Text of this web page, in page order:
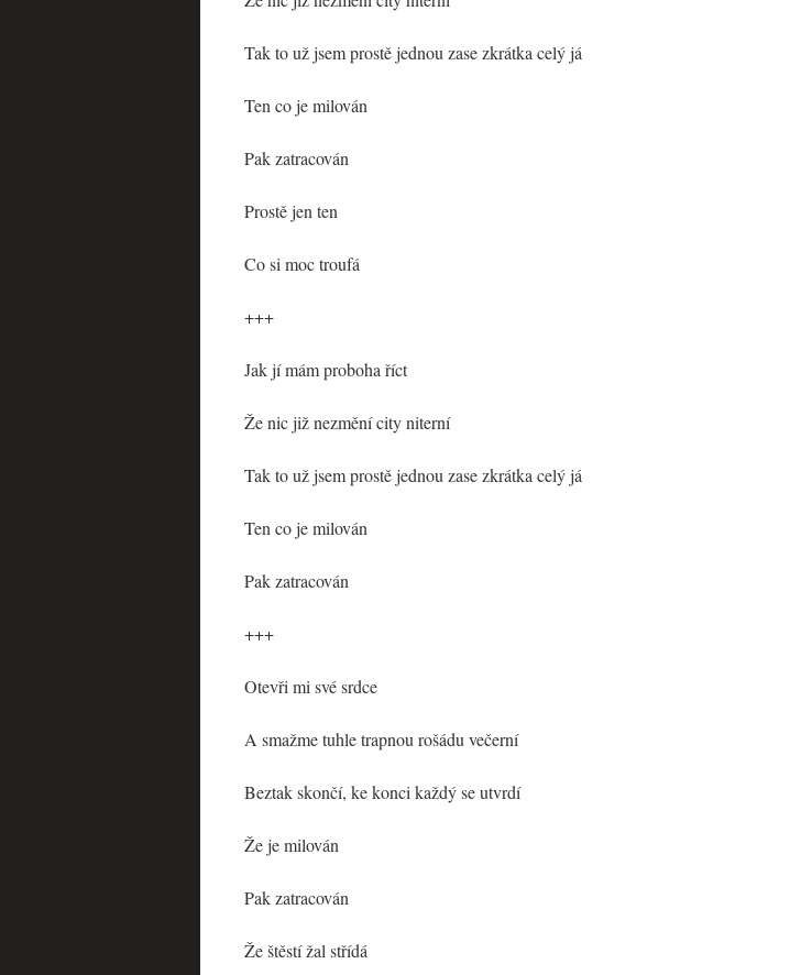
Tak to už jsem prostě jednou zase zkrátka celý já
Ten co je milován
Pak zatracován
Prostě jen ten
Co si moc troufá
+++
Jak jí mám proboha říct
Že nic již nezmění city niterní
Tak to už jsem prostě jednou zase zkrátka celý já
Ten co je milován
Pak zatracován
+++
Otevři mi své srdce
A smažme tuhle trapnou rošádu večerní
Beztak skončí, ke konci každý se utvrdí
Že je milován
Pak zatracován
Že štěstí žal střídá